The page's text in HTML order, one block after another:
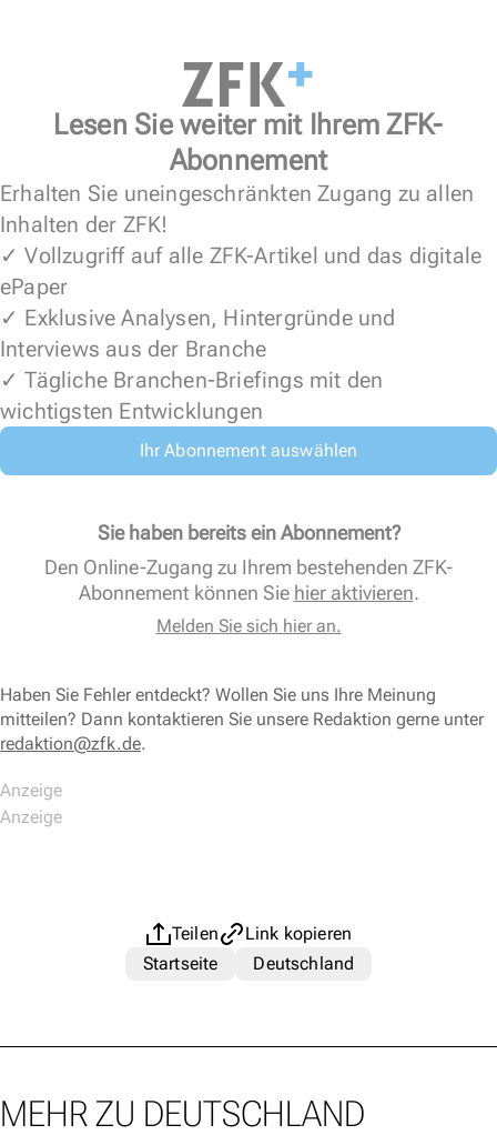
Lesen Sie weiter mit Ihrem ZFK-
Abonnement
Erhalten Sie uneingeschränkten Zugang zu allen
Inhalten der ZFK!
✓ Vollzugriff auf alle ZFK-Artikel und das digitale
ePaper
✓ Exklusive Analysen, Hintergründe und
Interviews aus der Branche
✓ Tägliche Branchen-Briefings mit den
wichtigsten Entwicklungen
Ihr Abonnement auswählen
Sie haben bereits ein Abonnement?
Den Online-Zugang zu Ihrem bestehenden ZFK-
Abonnement können Sie hier aktivieren.
Melden Sie sich hier an.
Haben Sie Fehler entdeckt? Wollen Sie uns Ihre Meinung
mitteilen? Dann kontaktieren Sie unsere Redaktion gerne unter
redaktion@zfk.de.
Teilen
Link kopieren
Startseite
Deutschland
MEHR ZU DEUTSCHLAND